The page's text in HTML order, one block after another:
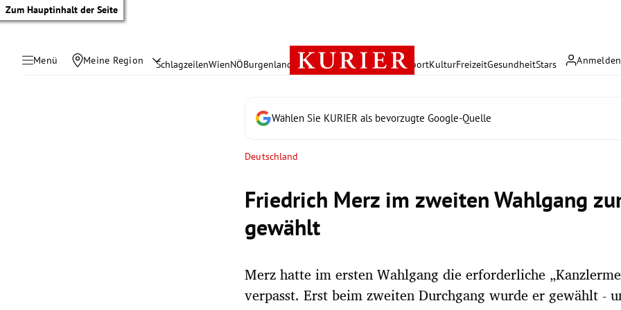
Zum Hauptinhalt der Seite
Menü Meine Region Anmelden
SchlagzeilenWienNÖBurgenland Österreich PolitikWirtschaft SportKulturFreizeitGesundheitStars
Wählen Sie KURIER als bevorzugte Google-Quelle
Deutschland
Friedrich Merz im zweiten Wahlgang
gewählt
Merz hatte im ersten Wahlgang die erforderliche
verpasst. Erst beim zweiten Durchgang wurde er gewählt -